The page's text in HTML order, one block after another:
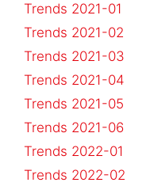
Trends 2021-01
Trends 2021-02
Trends 2021-03
Trends 2021-04
Trends 2021-05
Trends 2021-06
Trends 2022-01
Trends 2022-02